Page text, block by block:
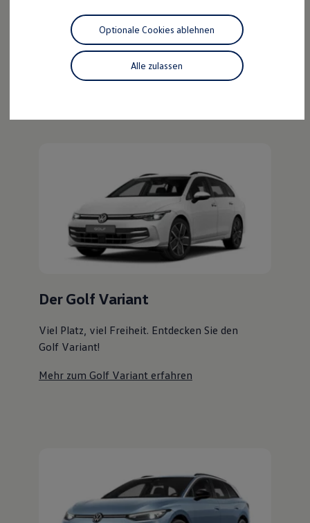
Motorenöl und Flüssigkeiten
Räder und Reifen
Pannen- und Unfallhilfe
Economy Service
Volkswagen Teile
Zubehör
Dienste für Ihr Modell finden
Volkswagen Apps, Login und Shop
Handy und Fahrzeug verbinden
Updates für Software, Karten und Radio
Über Ihr Auto
Vorgängermodelle
Kundeninformationen
Volkswagen Kundenbetreuung
Digitale Betriebsanleitung
Magazin
Lifestyle
Transport
Elektromobilität
Der ID.4
Kraftvoll wie ein SUV, nachhaltig wie ein ID.
Entdecken Sie den ID.4!
Der Golf Variant
Viel Platz, viel Freiheit. Entdecken Sie den
Golf Variant!
Mehr zum Golf Variant erfahren
Alle zulassen
Optionale Cookies ablehnen